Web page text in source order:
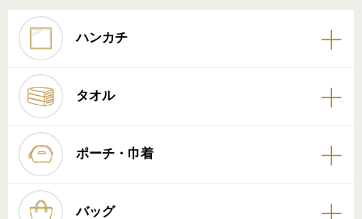
ハンカチ
タオル
ポーチ・巾着
バッグ